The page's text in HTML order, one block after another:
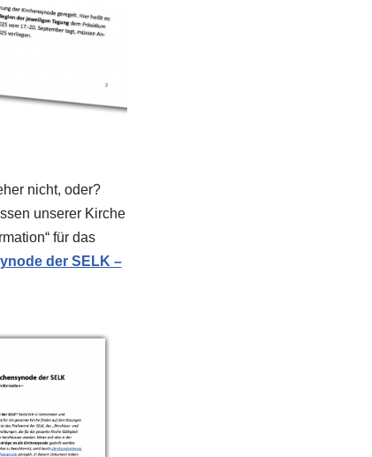
nicht, oder?
unserer Kirche
für das
der SELK –